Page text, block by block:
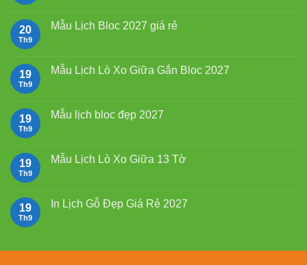
luận
ở
2027
Bính
20
Th9
Mẫu Lịch Bloc 2027 giá rẻ
luận
ở
2027
giá
19
Th9
Mẫu Lịch Lò Xo Giữa Gắn Bloc 2027
luận
ở
Xo
Giữa
19
Th9
Mẫu lịch bloc đẹp 2027
luận
ở
đẹp
2027
19
Th9
Mẫu Lịch Lò Xo Giữa 13 Tờ
luận
ở
Giữa
19
Th9
In Lịch Gỗ Đẹp Giá Rẻ 2027
ở